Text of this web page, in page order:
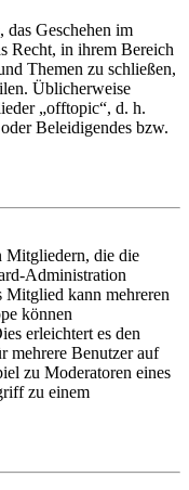
das Geschehen im
Recht, in ihrem Bereich
Themen zu schließen,
Üblicherweise
„offtopic“, d. h.
Beleidigendes bzw.
Mitgliedern, die die
Administration
Mitglied kann mehreren
können
erleichtert es den
mehrere Benutzer auf
zu Moderatoren eines
zu einem